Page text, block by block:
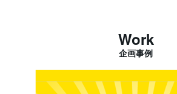
Work
企画事例